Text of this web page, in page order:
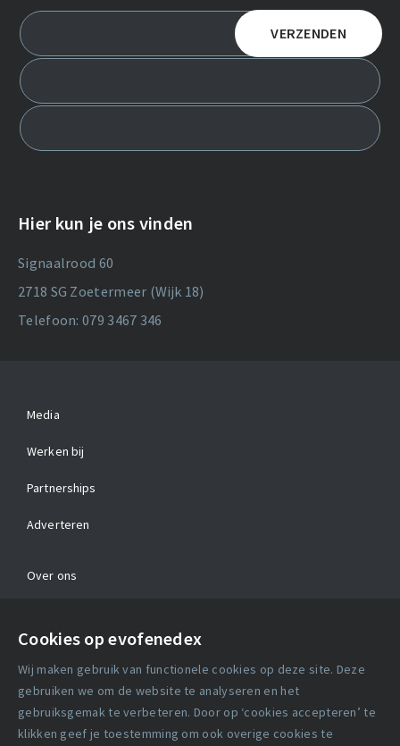
Cookies op evofenedex
Wij maken gebruik van functionele cookies op deze site. Deze
gebruiken we om de website te analyseren en het
gebruiksgemak te verbeteren. Door op ‘cookies accepteren’ te
klikken geef je toestemming om ook overige cookies te
Hier kun je ons vinden
Signaalrood 60
2718 SG Zoetermeer (Wijk 18)
Telefoon: 079 3467 346
Media
Werken bij
Partnerships
Adverteren
Over ons
Algemene voorwaarden
Cookie verklaring
Copyright statement